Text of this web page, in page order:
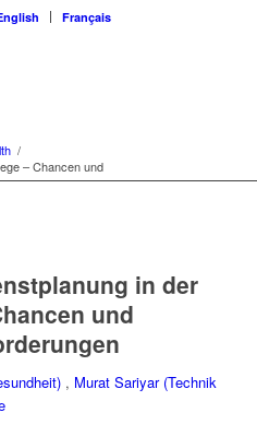
Français
/
– Chancen und
in der
und
, Murat Sariyar (Technik